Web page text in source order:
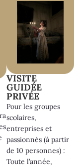
VISITE
GUIDÉE
PRIVÉE
Pour les groupes
scolaires,
entreprises et
passionnés (à partir
de 10 personnes) :
Toute l’année,